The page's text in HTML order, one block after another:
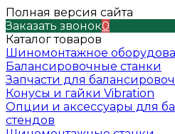
Полная версия сайта
Заказать звонок0
Каталог товаров
Шиномонтажное
Балансировочные станки
Запчасти для
Конусы и гайки Vibration
Опции и аксессуары для
стендов